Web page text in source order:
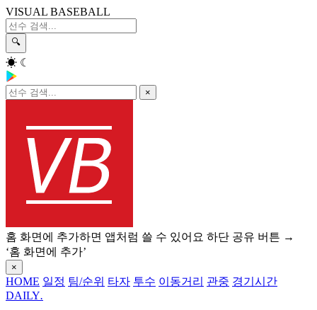
VISUAL BASEBALL
🔍
☀ ☾
×
홈 화면에 추가하면 앱처럼 쓸 수 있어요 하단 공유 버튼 →
‘홈 화면에 추가’
×
HOME 일정 팀/순위 타자 투수 이동거리 관중 경기시간
DAILY.